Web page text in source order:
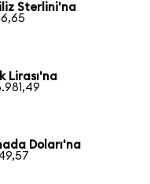
Sterlini'na
Lirası'na
Doları'na